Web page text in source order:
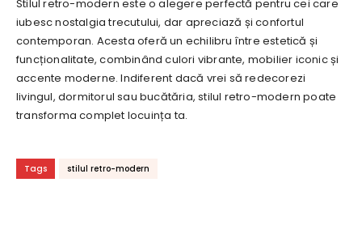
Stilul retro-modern este o alegere perfectă pentru cei care
iubesc nostalgia trecutului, dar apreciază și confortul
contemporan. Acesta oferă un echilibru între estetică și
funcționalitate, combinând culori vibrante, mobilier iconic și
accente moderne. Indiferent dacă vrei să redecorezi
livingul, dormitorul sau bucătăria, stilul retro-modern poate
transforma complet locuința ta.
Tags stilul retro-modern